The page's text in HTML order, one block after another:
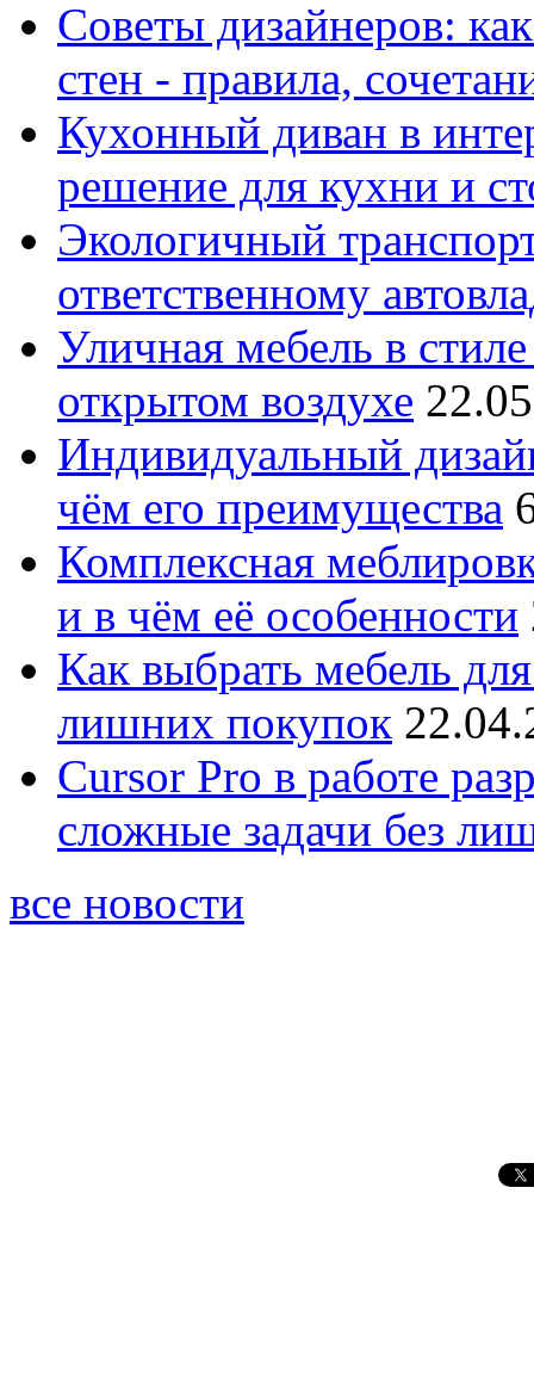
Советы дизайнеров:
стен - правила,
Кухонный диван в
решение для кухни и
Экологичный
ответственному
Уличная мебель в
открытом воздухе
Индивидуальный
чём его преимущества
Комплексная
и в чём её особенности
Как выбрать мебель
лишних покупок
Cursor Pro в работе
сложные задачи без
все новости